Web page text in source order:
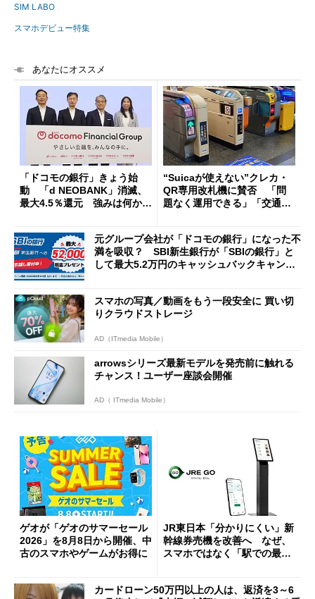
SIM LABO
スマホデビュー特集
あなたにオススメ
「ドコモの銀行」きょう始
動 「d NEOBANK」消滅、
最大4.5％還元 強みは何か解
“Suicaが使えない”クレカ・
QR専用改札機に賛否 「問
題なく運用できる」「交通系I
元グループ会社が「ドコモの銀行」になった不
満を吸収？ SBI新生銀行が「SBIの銀行」と
して最大5.2万円のキャッシュバックキャンペ
スマホの写真／動画をもう一段安全に 買い切
りクラウドストレージ
AD（ITmedia Mobile）
arrowsシリーズ最新モデルを発売前に触れる
チャンス！ユーザー座談会開催
AD（ ITmedia Mobile）
ゲオが「ゲオのサマーセール
2026」を8月8日から開催、中
古のスマホやゲームがお得に
JR東日本「分かりにくい」新
幹線券売機を改善へ なぜ、
スマホではなく「駅での最短
カードローン50万円以上の人は、返済を3～6